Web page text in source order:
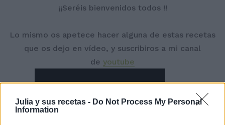
Julia y sus recetas - Do Not Process My Personal
Information
¡¡Seréis bienvenidos todos !!
Lo mismo os apetece hacer alguna de estas recetas
que os dejo en vídeo, y suscribiros a mi canal
de youtube